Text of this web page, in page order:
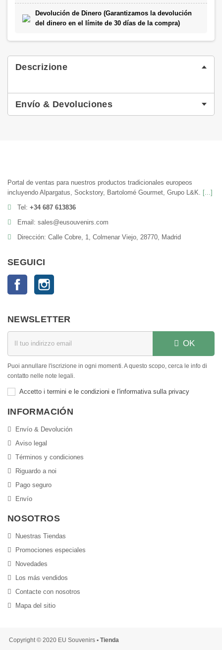
Devolución de Dinero (Garantizamos la devolución
del dinero en el límite de 30 días de la compra)
Descrizione
Envío & Devoluciones
Portal de ventas para nuestros productos tradicionales europeos
incluyendo Alpargatus, Sockstory, Bartolomé Gourmet, Grupo L&K. [...]
Tel: +34 687 613836
Email: sales@eusouvenirs.com
Dirección: Calle Cobre, 1, Colmenar Viejo, 28770, Madrid
SEGUICI
Facebook
NEWSLETTER
OK
Puoi annullare l'iscrizione in ogni momenti. A questo scopo, cerca le info di
contatto nelle note legali.
Accetto i termini e le condizioni e l'informativa sulla privacy
INFORMACIÓN
Envío & Devolución
Aviso legal
Términos y condiciones
Riguardo a noi
Pago seguro
Envío
NOSOTROS
Nuestras Tiendas
Promociones especiales
Novedades
Los más vendidos
Contacte con nosotros
Mapa del sitio
Copyright © 2020 EU Souvenirs • Tienda